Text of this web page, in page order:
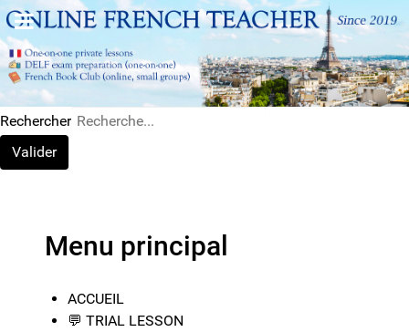
Rechercher
Valider
Menu principal
ACCUEIL
💬​ TRIAL LESSON